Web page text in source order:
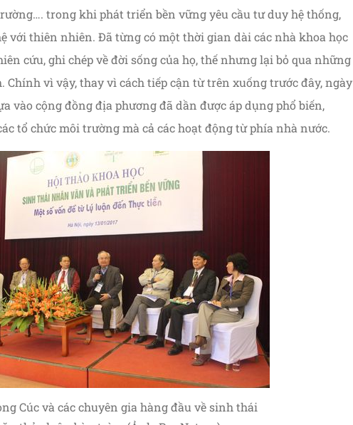
trong khi phát triển bền vững yêu cầu tư duy hệ thống,
với thiên nhiên. Đã từng có một thời gian dài các nhà khoa học
cứu, ghi chép về đời sống của họ, thế nhưng lại bỏ qua những
Chính vì vậy, thay vì cách tiếp cận từ trên xuống trước đây, ngày
vào cộng đồng địa phương đã dần được áp dụng phổ biến,
tổ chức môi trường mà cả các hoạt động từ phía nhà nước.
Cúc và các chuyên gia hàng đầu về sinh thái